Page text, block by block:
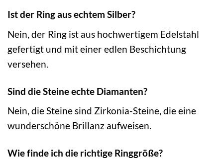
Ist der Ring aus echtem Silber?
Nein, der Ring ist aus hochwertigem Edelstahl
gefertigt und mit einer edlen Beschichtung
versehen.
Sind die Steine echte Diamanten?
Nein, die Steine sind Zirkonia-Steine, die eine
wunderschöne Brillanz aufweisen.
Wie finde ich die richtige Ringgröße?